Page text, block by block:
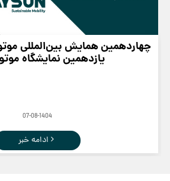
چهاردهمین همایش بین‌المللی
یازدهمین نمایشگاه
07-08-1404
ادامه خبر